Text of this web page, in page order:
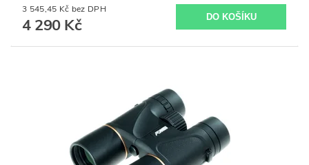
3 545,45 Kč bez DPH
4 290 Kč